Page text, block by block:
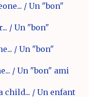
/ Un "bon"
/ Un "bon"
/ Un "bon"
/ Un "bon" ami
child... / Un enfant